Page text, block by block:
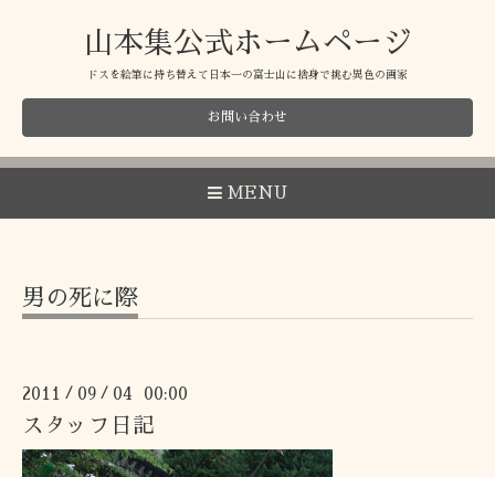
山本集公式ホームページ
ドスを絵筆に持ち替えて日本一の富士山に捨身で挑む異色の画家
お問い合わせ
MENU
男の死に際
2011 / 09 / 04 00:00
スタッフ日記